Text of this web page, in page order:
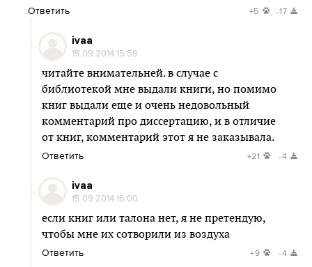
Ответить +5 -17
ivaa
15.09.2014 15:58
читайте внимательней. в случае с
библиотекой мне выдали книги, но помимо
книг выдали еще и очень недовольный
комментарий про диссертацию, и в отличие
от книг, комментарий этот я не заказывала.
Ответить +21 -4
ivaa
15.09.2014 16:00
если книг или талона нет, я не претендую,
чтобы мне их сотворили из воздуха
Ответить +9 -4